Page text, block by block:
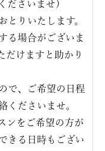
ださいませ）
とりいたします。
る場合がございま
だけますと助かり
で、ご希望の日程
くださいませ。
ンをご希望の方が
きる日時もござい